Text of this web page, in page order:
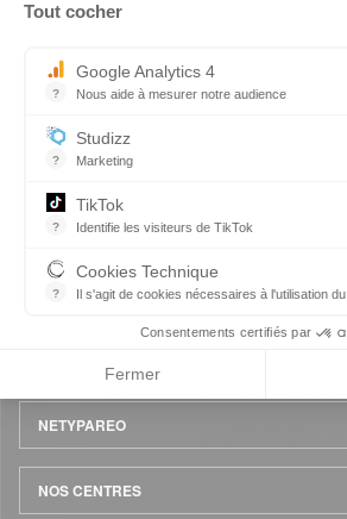
Tout cocher
?
Google Analytics 4
Nous aide à mesurer notre audience
?
Studizz
Marketing
?
TikTok
Identifie les visiteurs de TikTok
?
Cookies Technique
Il s'agit de cookies nécessaires à l'utilisation
Consentements certifiés par
Fermer
Menu
Pied
de
page
ESPACE ENTREPRISE
NOS FORMATIONS
CANDIDATER EN LIGNE
COMMUNICATION
NETYPAREO
NOS CENTRES